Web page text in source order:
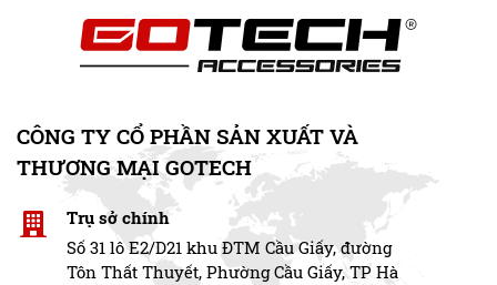
CÔNG TY CỔ PHẦN SẢN XUẤT VÀ
THƯƠNG MẠI GOTECH
Trụ sở chính
Số 31 lô E2/D21 khu ĐTM Cầu Giấy, đường
Tôn Thất Thuyết, Phường Cầu Giấy, TP Hà